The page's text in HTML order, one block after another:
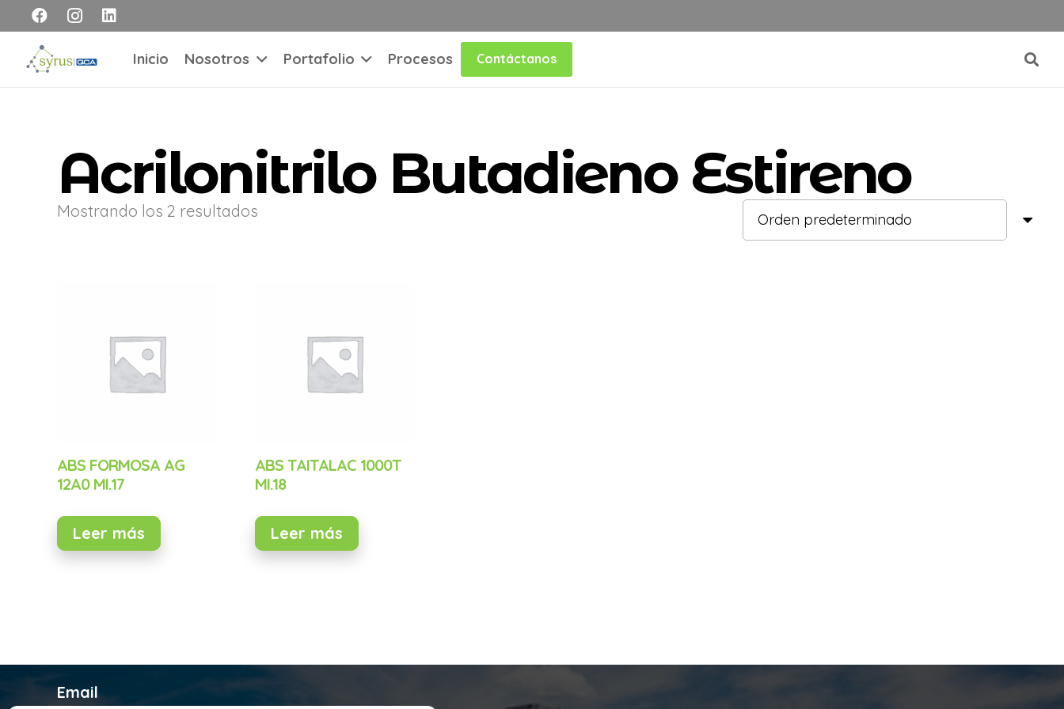
Inicio Nosotros Portafolio Procesos Contáctanos
Acrilonitrilo Butadieno Estireno
Mostrando los 2 resultados
ABS FORMOSA AG
12A0 MI.17
Leer más
ABS TAITALAC 1000T
MI.18
Leer más
Email